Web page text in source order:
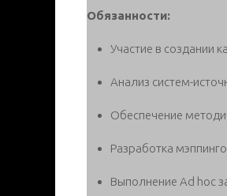
Обязанности:
Участие в создании
Анализ систем-
Обеспечение
Разработка
Выполнение Ad hoc